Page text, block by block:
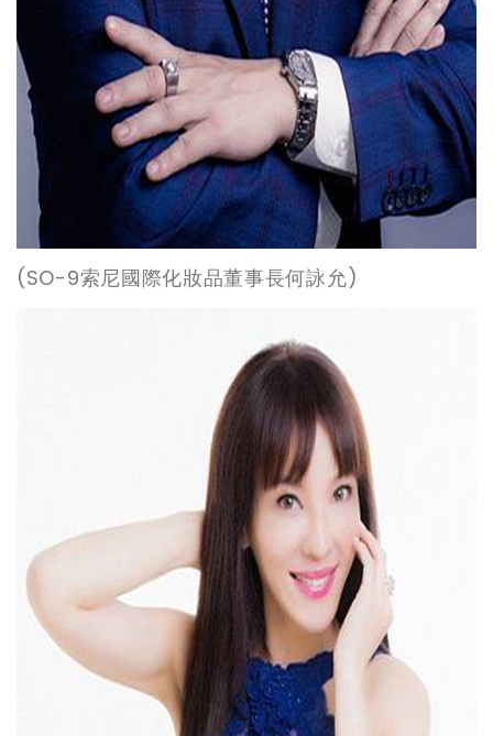
(SO-9索尼國際化妝品董事長何詠允)